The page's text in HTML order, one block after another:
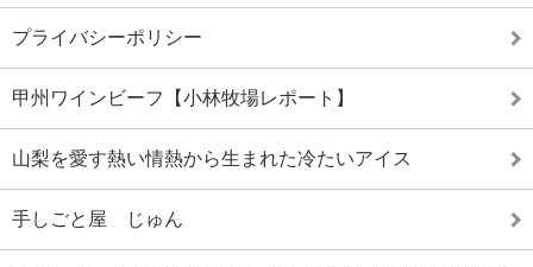
プライバシーポリシー
甲州ワインビーフ【小林牧場レポート】
山梨を愛す熱い情熱から生まれた冷たいアイス
手しごと屋 じゅん